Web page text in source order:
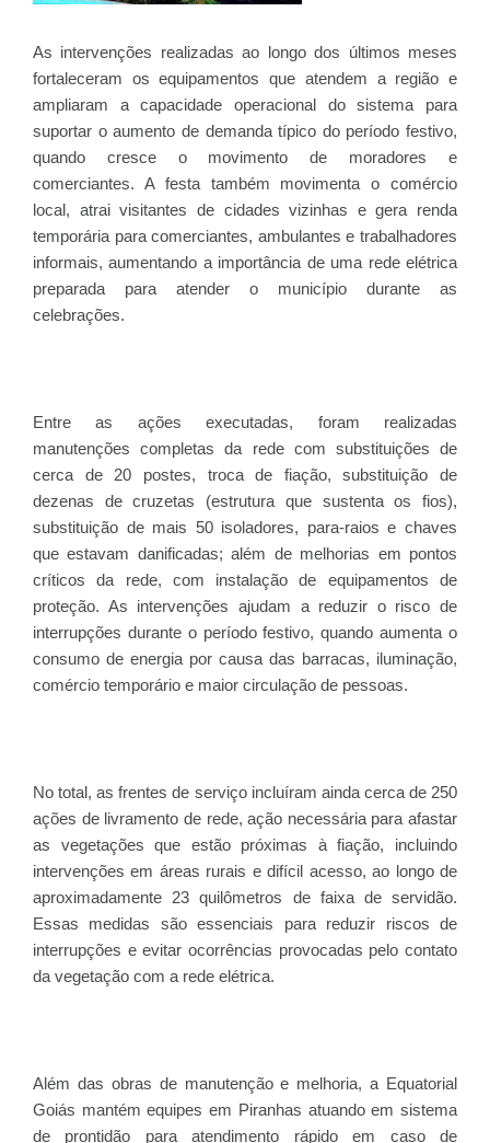
As intervenções realizadas ao longo dos últimos meses
fortaleceram os equipamentos que atendem a região e
ampliaram a capacidade operacional do sistema para
suportar o aumento de demanda típico do período festivo,
quando cresce o movimento de moradores e
comerciantes. A festa também movimenta o comércio
local, atrai visitantes de cidades vizinhas e gera renda
temporária para comerciantes, ambulantes e trabalhadores
informais, aumentando a importância de uma rede elétrica
preparada para atender o município durante as
celebrações.
Entre as ações executadas, foram realizadas
manutenções completas da rede com substituições de
cerca de 20 postes, troca de fiação, substituição de
dezenas de cruzetas (estrutura que sustenta os fios),
substituição de mais 50 isoladores, para-raios e chaves
que estavam danificadas; além de melhorias em pontos
críticos da rede, com instalação de equipamentos de
proteção. As intervenções ajudam a reduzir o risco de
interrupções durante o período festivo, quando aumenta o
consumo de energia por causa das barracas, iluminação,
comércio temporário e maior circulação de pessoas.
No total, as frentes de serviço incluíram ainda cerca de 250
ações de livramento de rede, ação necessária para afastar
as vegetações que estão próximas à fiação, incluindo
intervenções em áreas rurais e difícil acesso, ao longo de
aproximadamente 23 quilômetros de faixa de servidão.
Essas medidas são essenciais para reduzir riscos de
interrupções e evitar ocorrências provocadas pelo contato
da vegetação com a rede elétrica.
Além das obras de manutenção e melhoria, a Equatorial
Goiás mantém equipes em Piranhas atuando em sistema
de prontidão para atendimento rápido em caso de